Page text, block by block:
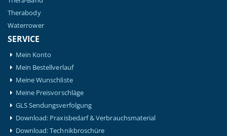
Therabody
Waterrower
SERVICE
Mein Konto
Mein Bestellverlauf
Meine Wunschliste
Meine Preisvorschläge
GLS Sendungsverfolgung
Download: Praxisbedarf & Verbrauchsmaterial
Download: Technikbroschüre